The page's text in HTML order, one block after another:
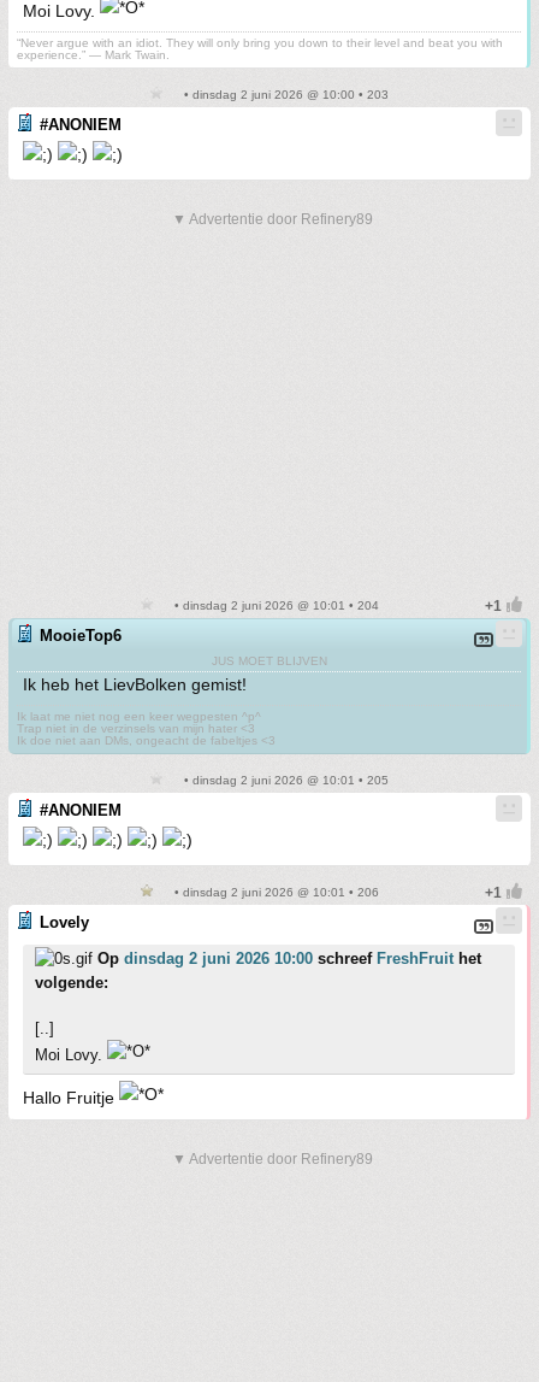
Moi Lovy.
“Never argue with an idiot. They will only bring you down to their level and beat you with
experience.” ― Mark Twain.
• dinsdag 2 juni 2026 @ 10:00 • 203
#ANONIEM
▼ Advertentie door Refinery89
• dinsdag 2 juni 2026 @ 10:01 • 204
MooieTop6
JUS MOET BLIJVEN
Ik heb het LievBolken gemist!
Ik laat me niet nog een keer wegpesten ^p^
Trap niet in de verzinsels van mijn hater <3
Ik doe niet aan DMs, ongeacht de fabeltjes <3
• dinsdag 2 juni 2026 @ 10:01 • 205
#ANONIEM
• dinsdag 2 juni 2026 @ 10:01 • 206
Lovely
Op dinsdag 2 juni 2026 10:00 schreef FreshFruithet
volgende:
[..]
Moi Lovy.
Hallo Fruitje
▼ Advertentie door Refinery89